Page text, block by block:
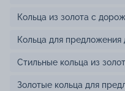
Кольца из золота с
Кольца для предложения
Стильные кольца из
Золотые кольца для